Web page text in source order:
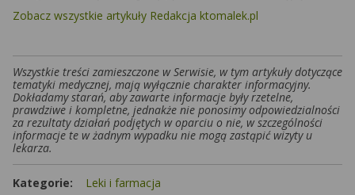
Zobacz wszystkie artykuły Redakcja ktomalek.pl
Wszystkie treści zamieszczone w Serwisie, w tym artykuły dotyczące
tematyki medycznej, mają wyłącznie charakter informacyjny.
Dokładamy starań, aby zawarte informacje były rzetelne,
prawdziwe i kompletne, jednakże nie ponosimy odpowiedzialności
za rezultaty działań podjętych w oparciu o nie, w szczególności
informacje te w żadnym wypadku nie mogą zastąpić wizyty u
lekarza.
Kategorie:
Leki i farmacja